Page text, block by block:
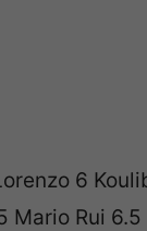
6
Mario Rui